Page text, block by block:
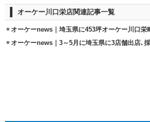
オーケー川口栄店関連記事一覧
オーケーnews｜埼玉県に453坪オーケー川口栄
オーケーnews｜3～5月に埼玉県に3店舗出店､